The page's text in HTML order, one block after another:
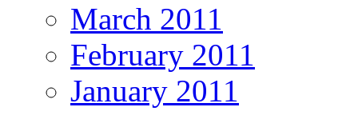
March 2011
February 2011
January 2011